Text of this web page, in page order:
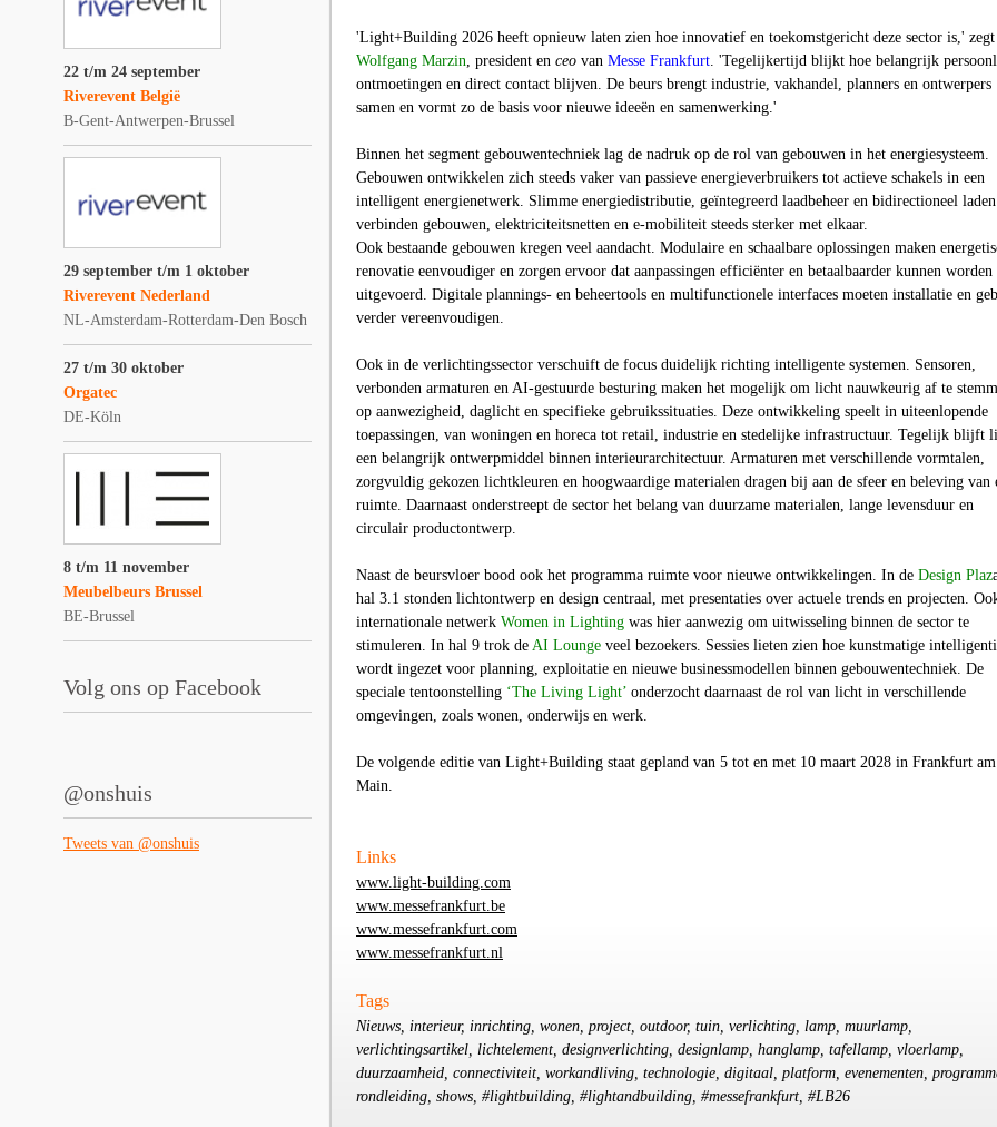
22 t/m 24 september
Riverevent België
B-Gent-Antwerpen-Brussel
29 september t/m 1 oktober
Riverevent Nederland
NL-Amsterdam-Rotterdam-Den Bosch
27 t/m 30 oktober
Orgatec
DE-Köln
8 t/m 11 november
Meubelbeurs Brussel
BE-Brussel
Volg ons op Facebook
@onshuis
Tweets van @onshuis
'Light+Building 2026 heeft opnieuw laten zien hoe innovatief en toekomstgericht deze sector is,' zegt
Wolfgang Marzin, president en ceo van Messe Frankfurt. 'Tegelijkertijd blijkt hoe belangrijk
ontmoetingen en direct contact blijven. De beurs brengt industrie, vakhandel, planners en ontwerpers
samen en vormt zo de basis voor nieuwe ideeën en samenwerking.'
Binnen het segment gebouwentechniek lag de nadruk op de rol van gebouwen in het energiesysteem.
Gebouwen ontwikkelen zich steeds vaker van passieve energieverbruikers tot actieve schakels in een
intelligent energienetwerk. Slimme energiedistributie, geïntegreerd laadbeheer en bidirectioneel laden
verbinden gebouwen, elektriciteitsnetten en e-mobiliteit steeds sterker met elkaar.
Ook bestaande gebouwen kregen veel aandacht. Modulaire en schaalbare oplossingen maken
renovatie eenvoudiger en zorgen ervoor dat aanpassingen efficiënter en betaalbaarder kunnen worden
uitgevoerd. Digitale plannings- en beheertools en multifunctionele interfaces moeten installatie en
verder vereenvoudigen.
Ook in de verlichtingssector verschuift de focus duidelijk richting intelligente systemen. Sensoren,
verbonden armaturen en AI-gestuurde besturing maken het mogelijk om licht nauwkeurig af te
op aanwezigheid, daglicht en specifieke gebruikssituaties. Deze ontwikkeling speelt in uiteenlopende
toepassingen, van woningen en horeca tot retail, industrie en stedelijke infrastructuur. Tegelijk blijft
een belangrijk ontwerpmiddel binnen interieurarchitectuur. Armaturen met verschillende vormtalen,
zorgvuldig gekozen lichtkleuren en hoogwaardige materialen dragen bij aan de sfeer en beleving van
ruimte. Daarnaast onderstreept de sector het belang van duurzame materialen, lange levensduur en
circulair productontwerp.
Naast de beursvloer bood ook het programma ruimte voor nieuwe ontwikkelingen. In de Design Plaz
hal 3.1 stonden lichtontwerp en design centraal, met presentaties over actuele trends en projecten.
internationale netwerk Women in Lighting was hier aanwezig om uitwisseling binnen de sector te
stimuleren. In hal 9 trok de AI Lounge veel bezoekers. Sessies lieten zien hoe kunstmatige
wordt ingezet voor planning, exploitatie en nieuwe businessmodellen binnen gebouwentechniek. De
speciale tentoonstelling ‘The Living Light’ onderzocht daarnaast de rol van licht in verschillende
omgevingen, zoals wonen, onderwijs en werk.
De volgende editie van Light+Building staat gepland van 5 tot en met 10 maart 2028 in Frankfurt am
Main.
Links
www.light-building.com
www.messefrankfurt.be
www.messefrankfurt.com
www.messefrankfurt.nl
Tags
Nieuws, interieur, inrichting, wonen, project, outdoor, tuin, verlichting, lamp, muurlamp,
verlichtingsartikel, lichtelement, designverlichting, designlamp, hanglamp, tafellamp, vloerlamp,
duurzaamheid, connectiviteit, workandliving, technologie, digitaal, platform, evenementen,
rondleiding, shows, #lightbuilding, #lightandbuilding, #messefrankfurt, #LB26